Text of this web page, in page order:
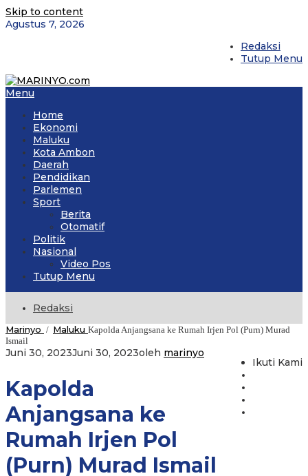
Skip to content
Agustus 7, 2026
Redaksi
Tutup Menu
Menu
Home
Ekonomi
Maluku
Kota Ambon
Daerah
Pendidikan
Parlemen
Sport
Berita
Otomatif
Politik
Nasional
Video Pos
Tutup Menu
Redaksi
Marinyo / Maluku Kapolda Anjangsana ke Rumah Irjen Pol (Purn) Murad
Ismail
Ikuti Kami
Juni 30, 2023Juni 30, 2023oleh marinyo
Kapolda
Anjangsana ke
Rumah Irjen Pol
(Purn) Murad Ismail